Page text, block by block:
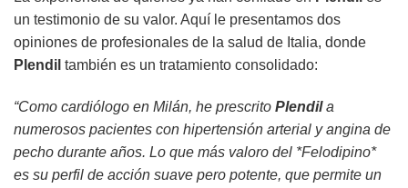
un testimonio de su valor. Aquí le presentamos dos
opiniones de profesionales de la salud de Italia, donde
Plendil también es un tratamiento consolidado:
“Como cardiólogo en Milán, he prescrito Plendila
numerosos pacientes con hipertensión arterial y angina de
pecho durante años. Lo que más valoro del *Felodipino*
es su perfil de acción suave pero potente, que permite un